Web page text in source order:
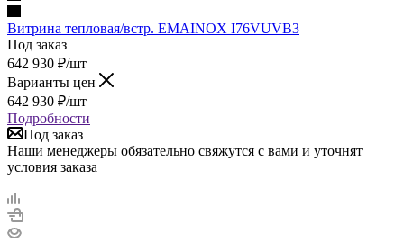
Витрина тепловая/встр. EMAINOX I76VUVB3
Под заказ
642 930 ₽/шт
Варианты цен
642 930 ₽/шт
Подробности
Под заказ
Наши менеджеры обязательно свяжутся с вами и уточнят
условия заказа